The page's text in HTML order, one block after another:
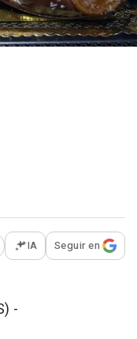
opciones para
IA Seguir en
-